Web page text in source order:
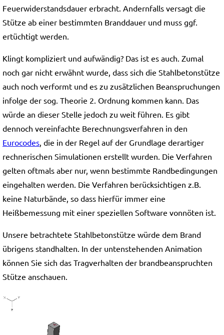
Feuerwiderstandsdauer erbracht. Andernfalls versagt die
Stütze ab einer bestimmten Branddauer und muss ggf.
ertüchtigt werden.
Klingt kompliziert und aufwändig? Das ist es auch. Zumal
noch gar nicht erwähnt wurde, dass sich die Stahlbetonstütze
auch noch verformt und es zu zusätzlichen Beanspruchungen
infolge der sog. Theorie 2. Ordnung kommen kann. Das
würde an dieser Stelle jedoch zu weit führen. Es gibt
dennoch vereinfachte Berechnungsverfahren in den
Eurocodes, die in der Regel auf der Grundlage derartiger
rechnerischen Simulationen erstellt wurden. Die Verfahren
gelten oftmals aber nur, wenn bestimmte Randbedingungen
eingehalten werden. Die Verfahren berücksichtigen z.B.
keine Naturbände, so dass hierfür immer eine
Heißbemessung mit einer speziellen Software vonnöten ist.
Unsere betrachtete Stahlbetonstütze würde dem Brand
übrigens standhalten. In der untenstehenden Animation
können Sie sich das Tragverhalten der brandbeanspruchten
Stütze anschauen.